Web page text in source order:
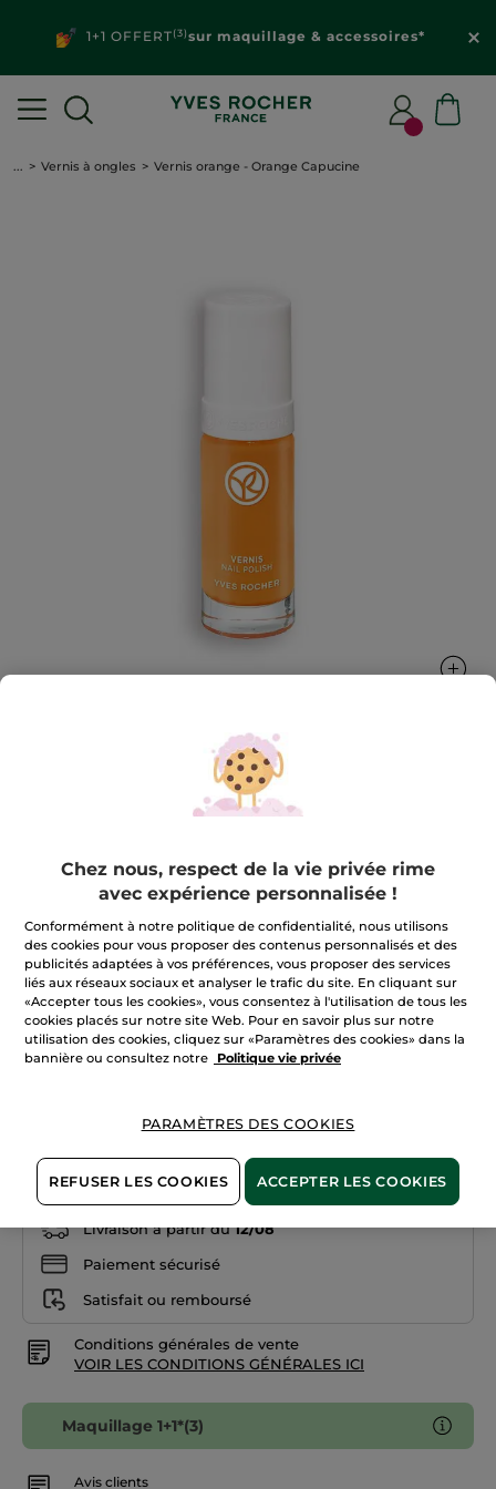
1+1 OFFERT(3)sur maquillage & accessoires*
... Vernis à ongles Vernis orange - Orange Capucine
Vernis orange - Orange Capucine
5 ml
3.7 ★★★★★
★★★★★
sur
5
étoiles.
Lire
les
avis
Vernis
Mauve
-
(994)AJOUTER UN AVIS
9,90 €
Orange capucine
+29
Livraison à partir du12/08
Paiement sécurisé
Satisfait ou remboursé
Conditions générales de vente
VOIR LES CONDITIONS GÉNÉRALES ICI
Maquillage 1+1*(3)
Avis clients
Chez nous, respect de la vie privée rime
avec expérience personnalisée !
Conformément à notre politique de confidentialité, nous utilisons
des cookies pour vous proposer des contenus personnalisés et des
publicités adaptées à vos préférences, vous proposer des services
liés aux réseaux sociaux et analyser le trafic du site. En cliquant sur
«Accepter tous les cookies», vous consentez à l'utilisation de tous les
cookies placés sur notre site Web. Pour en savoir plus sur notre
utilisation des cookies, cliquez sur «Paramètres des cookies» dans la
bannière ou consultez notre
Politique vie privée
PARAMÈTRES DES COOKIES
REFUSER LES COOKIES ACCEPTER LES COOKIES